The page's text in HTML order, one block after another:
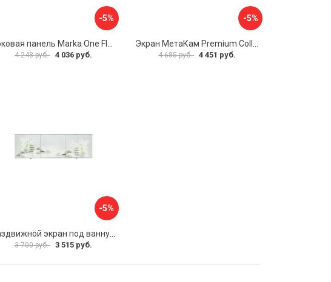
-5%
4 248 руб. 4 036 руб.
-5%
4 685 руб. 4 451 руб.
-5%
3 700 руб. 3 515 руб.